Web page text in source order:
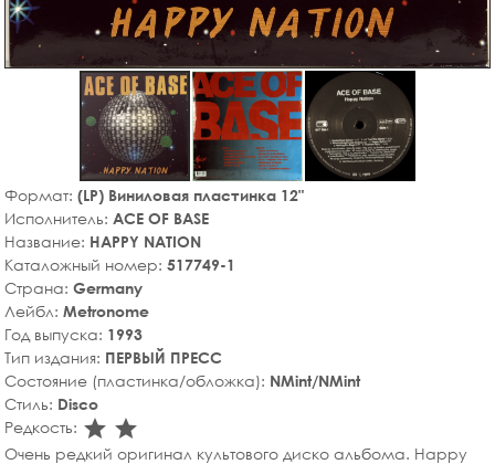
Формат: (LP) Виниловая пластинка 12"
Исполнитель: ACE OF BASE
Название: HAPPY NATION
Каталожный номер: 517749-1
Страна: Germany
Лейбл: Metronome
Год выпуска: 1993
Тип издания: ПЕРВЫЙ ПРЕСС
Состояние (пластинка/обложка): NMint/NMint
Стиль: Disco
Редкость: star_rate
star_rate
Очень редкий оригинал культового диско альбома. Happy